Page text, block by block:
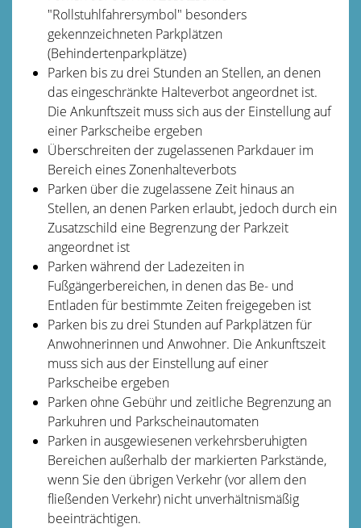
"Rollstuhlfahrersymbol" besonders
gekennzeichneten Parkplätzen
(Behindertenparkplätze)
Parken bis zu drei Stunden an Stellen, an denen
das eingeschränkte Halteverbot angeordnet ist.
Die Ankunftszeit muss sich aus der Einstellung auf
einer Parkscheibe ergeben
Überschreiten der zugelassenen Parkdauer im
Bereich eines Zonenhalteverbots
Parken über die zugelassene Zeit hinaus an
Stellen, an denen Parken erlaubt, jedoch durch ein
Zusatzschild eine Begrenzung der Parkzeit
angeordnet ist
Parken während der Ladezeiten in
Fußgängerbereichen, in denen das Be- und
Entladen für bestimmte Zeiten freigegeben ist
Parken bis zu drei Stunden auf Parkplätzen für
Anwohnerinnen und Anwohner. Die Ankunftszeit
muss sich aus der Einstellung auf einer
Parkscheibe ergeben
Parken ohne Gebühr und zeitliche Begrenzung an
Parkuhren und Parkscheinautomaten
Parken in ausgewiesenen verkehrsberuhigten
Bereichen außerhalb der markierten Parkstände,
wenn Sie den übrigen Verkehr (vor allem den
fließenden Verkehr) nicht unverhältnismäßig
beeinträchtigen.